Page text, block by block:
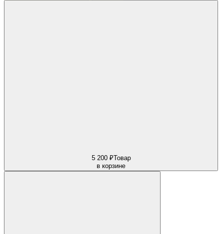
5 200 ₽Товар
в корзине